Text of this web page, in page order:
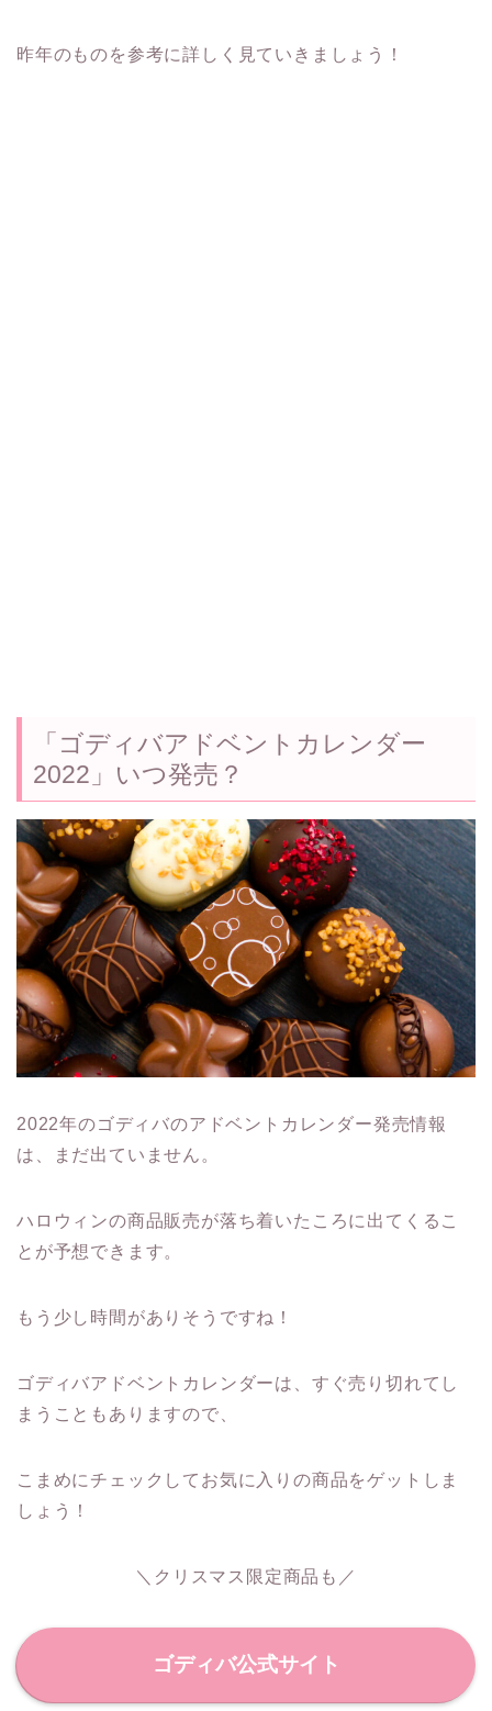
昨年のものを参考に詳しく見ていきましょう！
「ゴディバアドベントカレンダー
2022」いつ発売？
2022年のゴディバのアドベントカレンダー発売情報
は、まだ出ていません。
ハロウィンの商品販売が落ち着いたころに出てくるこ
とが予想できます。
もう少し時間がありそうですね！
ゴディバアドベントカレンダーは、すぐ売り切れてし
まうこともありますので、
こまめにチェックしてお気に入りの商品をゲットしま
しょう！
＼クリスマス限定商品も／
ゴディバ公式サイト